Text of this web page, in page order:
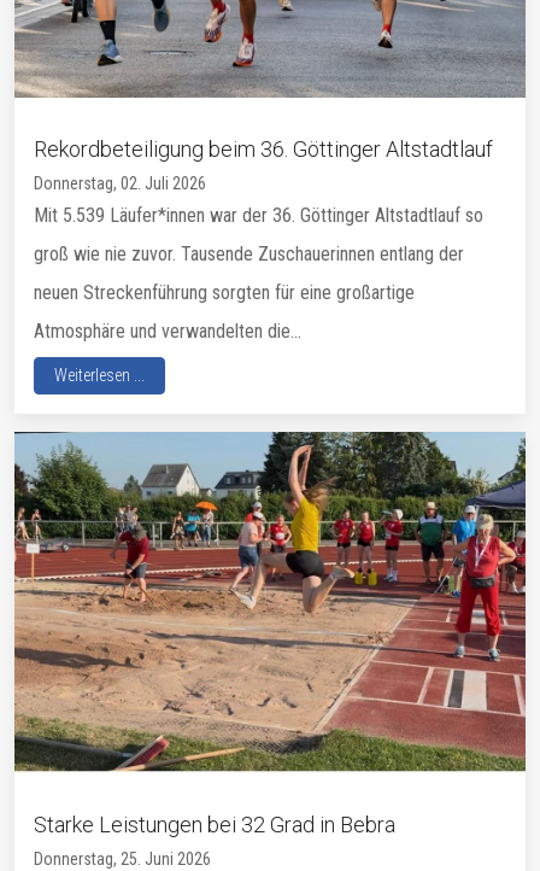
Rekordbeteiligung beim 36. Göttinger Altstadtlauf
Donnerstag, 02. Juli 2026
Mit 5.539 Läufer*innen war der 36. Göttinger Altstadtlauf so
groß wie nie zuvor. Tausende Zuschauerinnen entlang der
neuen Streckenführung sorgten für eine großartige
Atmosphäre und verwandelten die...
Weiterlesen ...
Starke Leistungen bei 32 Grad in Bebra
Donnerstag, 25. Juni 2026